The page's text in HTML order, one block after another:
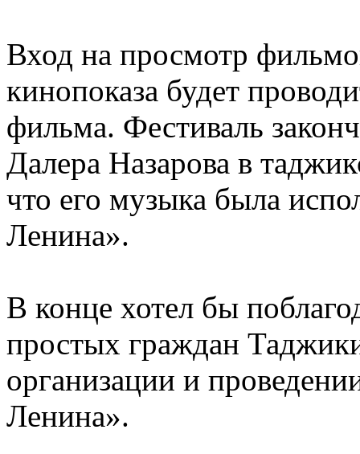
Вход на просмотр
кинопоказа будет
фильма. Фестиваль
Далера Назарова в
что его музыка была
Ленина».
В конце хотел бы
простых граждан
организации и
Ленина».